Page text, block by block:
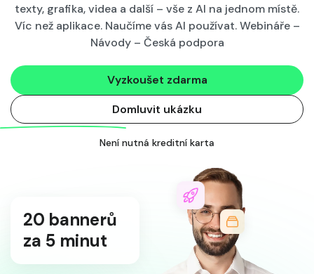
texty, grafika, videa a další – vše z AI na jednom místě.
Víc než aplikace. Naučíme vás AI používat. Webináře –
Návody – Česká podpora
Vyzkoušet zdarma
Domluvit ukázku
Není nutná kreditní karta
8 Facebook
příspěvků
za 1 minutu